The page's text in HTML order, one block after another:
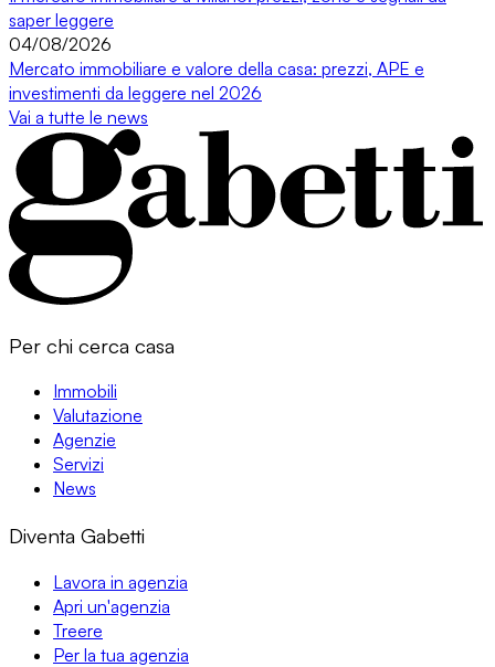
saper leggere
04/08/2026
Mercato immobiliare e valore della casa: prezzi, APE e
investimenti da leggere nel 2026
Vai a tutte le news
Per chi cerca casa
Immobili
Valutazione
Agenzie
Servizi
News
Diventa Gabetti
Lavora in agenzia
Apri un'agenzia
Treere
Per la tua agenzia